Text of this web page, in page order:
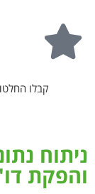
קבלו
והפקת